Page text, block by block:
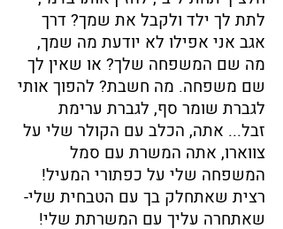
לתת לך ילד ולקבל את שמך? דרך
אגב אני אפילו לא יודעת מה שמך,
מה שם המשפחה שלך? או שאין לך
שם משפחה. מה חשבת? להפוך אותי
לגברת שומר סף, לגברת ערימת
זבל... אתה, הכלב עם הקולר שלי על
צווארו, אתה המשרת עם סמל
המשפחה שלי על כפתורי המעיל!
רצית שאתחלק בך עם הטבחית שלי-
שאתחרה עליך עם המשרתת שלי!